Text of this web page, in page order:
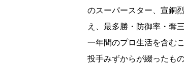
のスーパースター、宣銅
え、最多勝・防御率・奪
一年間のプロ生活を含む
投手みずからが綴ったも